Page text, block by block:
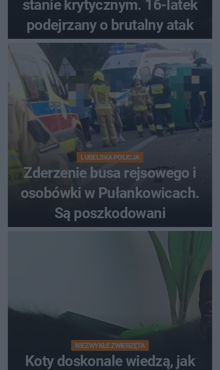
stanie krytycznym. 16-latek
podejrzany o brutalny atak
LUBELSKA POLICJA
Zderzenie busa rejsowego i
osobówki w Pułankowicach.
Są poszkodowani
NIEZWYKŁE ZWIERZĘTA
Koty doskonale wiedzą, jak